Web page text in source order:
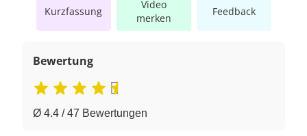
Kurzfassung
Video
merken
Feedback
Bewertung
Ø 4.4 / 47 Bewertungen